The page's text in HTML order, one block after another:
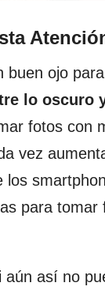
buen ojo para
lo oscuro
fotos con
vez
los
para tomar
aún así no